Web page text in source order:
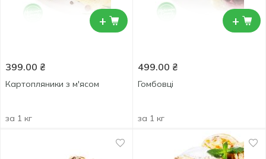
+
399.00 ₴
Картопляники з м'ясом
за 1 кг
+
499.00 ₴
Гомбовці
за 1 кг